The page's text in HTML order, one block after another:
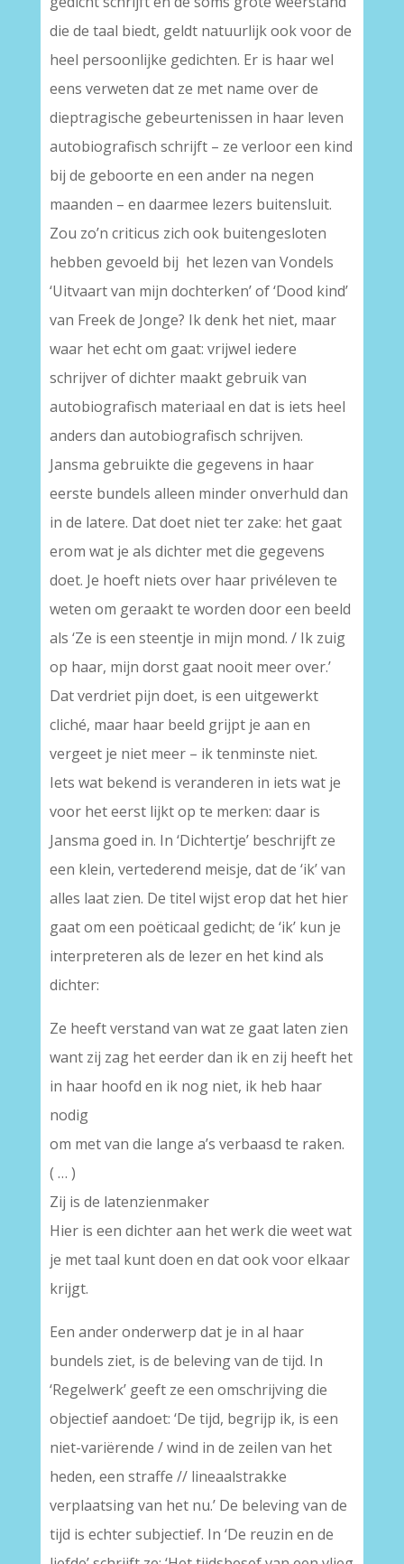
die de taal biedt, geldt natuurlijk ook voor de
heel persoonlijke gedichten. Er is haar wel
eens verweten dat ze met name over de
dieptragische gebeurtenissen in haar leven
autobiografisch schrijft – ze verloor een kind
bij de geboorte en een ander na negen
maanden – en daarmee lezers buitensluit.
Zou zo’n criticus zich ook buitengesloten
hebben gevoeld bij het lezen van Vondels
‘Uitvaart van mijn dochterken’ of ‘Dood kind’
van Freek de Jonge? Ik denk het niet, maar
waar het echt om gaat: vrijwel iedere
schrijver of dichter maakt gebruik van
autobiografisch materiaal en dat is iets heel
anders dan autobiografisch schrijven.
Jansma gebruikte die gegevens in haar
eerste bundels alleen minder onverhuld dan
in de latere. Dat doet niet ter zake: het gaat
erom wat je als dichter met die gegevens
doet. Je hoeft niets over haar privéleven te
weten om geraakt te worden door een beeld
als ‘Ze is een steentje in mijn mond. / Ik zuig
op haar, mijn dorst gaat nooit meer over.’
Dat verdriet pijn doet, is een uitgewerkt
cliché, maar haar beeld grijpt je aan en
vergeet je niet meer – ik tenminste niet.
Iets wat bekend is veranderen in iets wat je
voor het eerst lijkt op te merken: daar is
Jansma goed in. In ‘Dichtertje’ beschrijft ze
een klein, vertederend meisje, dat de ‘ik’ van
alles laat zien. De titel wijst erop dat het hier
gaat om een poëticaal gedicht; de ‘ik’ kun je
interpreteren als de lezer en het kind als
dichter:
Ze heeft verstand van wat ze gaat laten zien
want zij zag het eerder dan ik en zij heeft het
in haar hoofd en ik nog niet, ik heb haar
nodig
om met van die lange a’s verbaasd te raken.
( … )
Zij is de latenzienmaker
Hier is een dichter aan het werk die weet wat
je met taal kunt doen en dat ook voor elkaar
krijgt.
Een ander onderwerp dat je in al haar
bundels ziet, is de beleving van de tijd. In
‘Regelwerk’ geeft ze een omschrijving die
objectief aandoet: ‘De tijd, begrijp ik, is een
niet-variërende / wind in de zeilen van het
heden, een straffe // lineaalstrakke
verplaatsing van het nu.’ De beleving van de
tijd is echter subjectief. In ‘De reuzin en de